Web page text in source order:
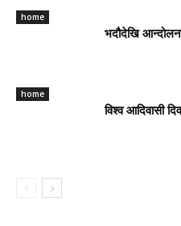
home
भदौदेखि आन्दोलन
home
विश्व आदिवासी